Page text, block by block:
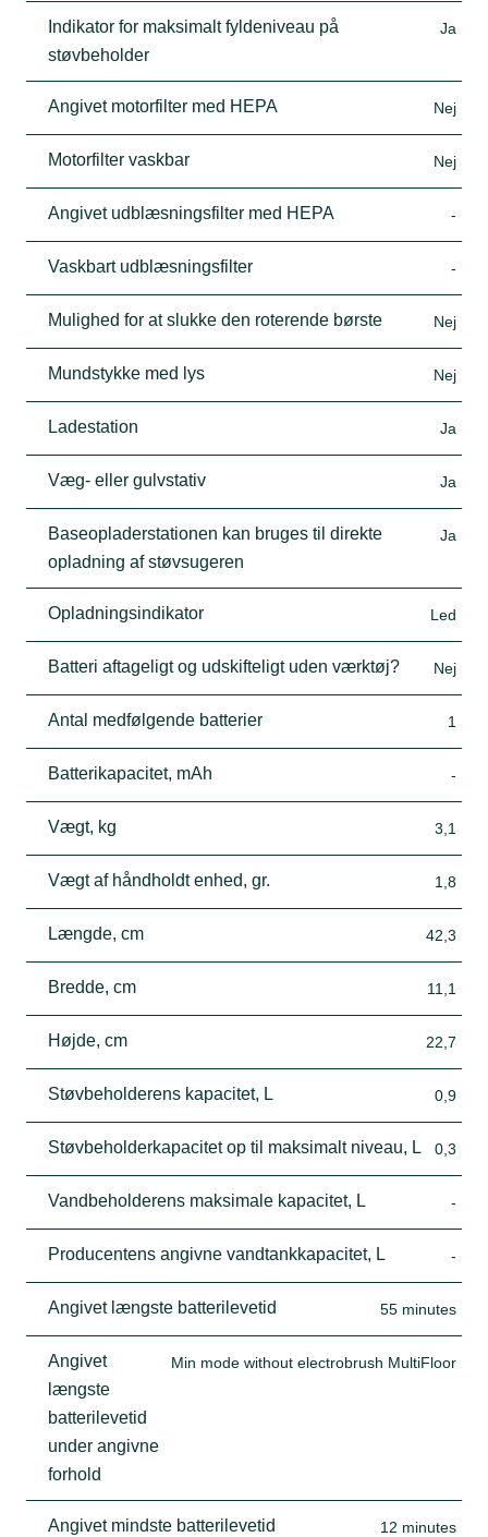
Indikator for maksimalt fyldeniveau på
støvbeholder
Ja
Angivet motorfilter med HEPA Nej
Motorfilter vaskbar Nej
Angivet udblæsningsfilter med HEPA -
Vaskbart udblæsningsfilter -
Mulighed for at slukke den roterende børste Nej
Mundstykke med lys Nej
Ladestation Ja
Væg- eller gulvstativ Ja
Baseopladerstationen kan bruges til direkte
opladning af støvsugeren
Ja
Opladningsindikator Led
Batteri aftageligt og udskifteligt uden værktøj? Nej
Antal medfølgende batterier 1
Batterikapacitet, mAh -
Vægt, kg 3,1
Vægt af håndholdt enhed, gr. 1,8
Længde, cm 42,3
Bredde, cm 11,1
Højde, cm 22,7
Støvbeholderens kapacitet, L 0,9
Støvbeholderkapacitet op til maksimalt niveau, L 0,3
Vandbeholderens maksimale kapacitet, L -
Producentens angivne vandtankkapacitet, L -
Angivet længste batterilevetid 55 minutes
Angivet
længste
batterilevetid
under angivne
forhold
Min mode without electrobrush MultiFloor
Angivet mindste batterilevetid 12 minutes